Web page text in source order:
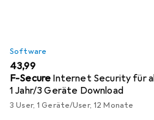
Software
EUR
43,99
F-Secure Internet Security für
1 Jahr/3 Geräte Download
3 User, 1 Geräte/User, 12 Monate